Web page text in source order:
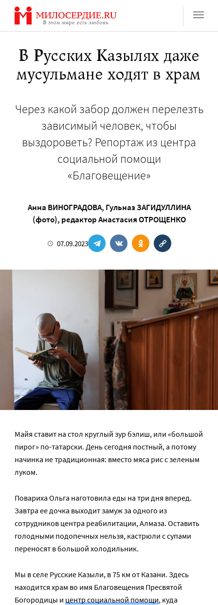
Перейти
содержанию
В Русских Казылях даже
мусульмане ходят в храм
Через какой забор должен перелезть
зависимый человек, чтобы
выздороветь? Репортаж из центра
социальной помощи
«Благовещение»
Анна ВИНОГРАДОВА, Гульназ ЗАГИДУЛЛИНА
(фото), редакторАнастасия ОТРОЩЕНКО
07.09.2023
Майя ставит на стол круглый зур бэлиш, или «большой
пирог» по-татарски. День сегодня постный, а потому
начинка не традиционная: вместо мяса рис с зеленым
луком.
Повариха Ольга наготовила еды на три дня вперед.
Завтра ее дочка выходит замуж за одного из
сотрудников центра реабилитации, Алмаза. Оставить
голодными подопечных нельзя, кастрюли с супами
переносят в большой холодильник.
Мы в селе Русские Казыли, в 75 км от Казани. Здесь
находится храм во имя Благовещения Пресвятой
Богородицы и центр социальной помощи, куда